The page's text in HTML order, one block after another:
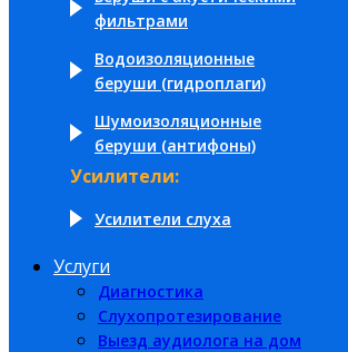
фильтрами
Водоизоляционные
беруши (гидроплаги)
Шумоизоляционные
беруши (антифоны)
Усилители:
Усилители слуха
Услуги
Диагностика
Слухопротезирование
Выезд аудиолога на дом